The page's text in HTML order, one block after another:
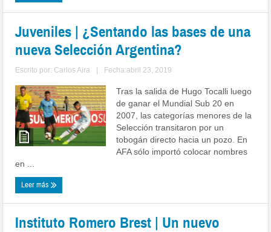
Juveniles | ¿Sentando las bases de una
nueva Selección Argentina?
Escrito por: Carlos Aira Fecha:abril 23, 2019
Tras la salida de Hugo Tocalli luego
de ganar el Mundial Sub 20 en
2007, las categorías menores de la
Selección transitaron por un
tobogán directo hacia un pozo. En
AFA sólo importó colocar nombres
en ...
Leer más
Instituto Romero Brest | Un nuevo